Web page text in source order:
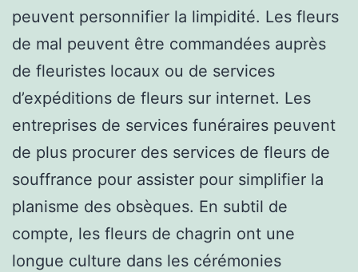
peuvent personnifier la limpidité. Les fleurs
de mal peuvent être commandées auprès
de fleuristes locaux ou de services
d’expéditions de fleurs sur internet. Les
entreprises de services funéraires peuvent
de plus procurer des services de fleurs de
souffrance pour assister pour simplifier la
planisme des obsèques. En subtil de
compte, les fleurs de chagrin ont une
longue culture dans les cérémonies